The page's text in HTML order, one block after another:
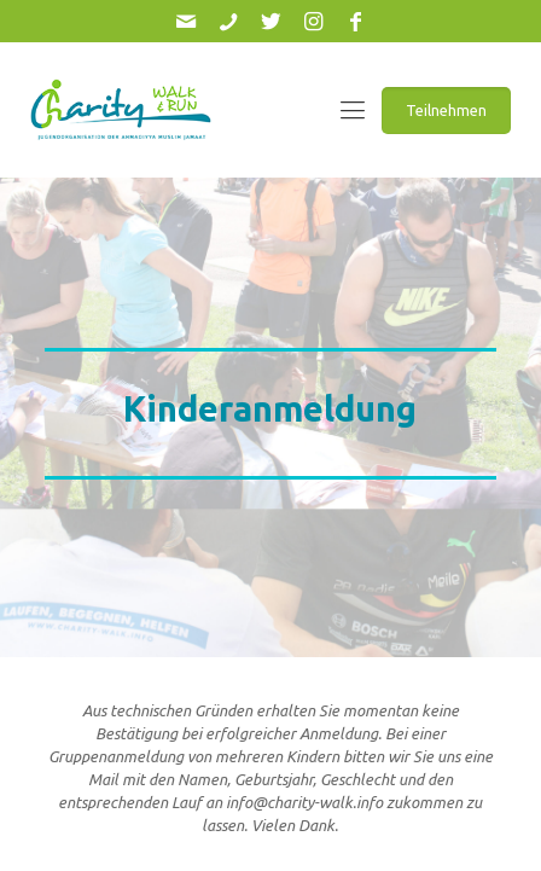
Teilnehmen
Kinderanmeldung
Aus technischen Gründen erhalten Sie momentan keine
Bestätigung bei erfolgreicher Anmeldung. Bei einer
Gruppenanmeldung von mehreren Kindern bitten wir Sie uns eine
Mail mit den Namen, Geburtsjahr, Geschlecht und den
entsprechenden Lauf an info@charity-walk.info zukommen zu
lassen. Vielen Dank.